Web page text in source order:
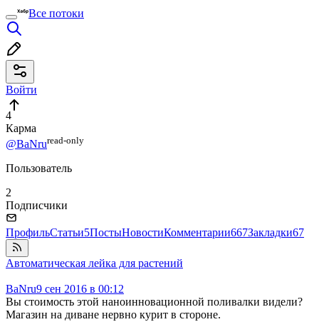
Все потоки
Войти
4
Карма
@BaNruread⁠-⁠only
Пользователь
2
Подписчики
ПрофильСтатьи5ПостыНовостиКомментарии667Закладки67
Автоматическая лейка для растений
BaNru9 сен 2016 в 00:12
Вы стоимость этой наноинновационной поливалки видели?
Магазин на диване нервно курит в стороне.